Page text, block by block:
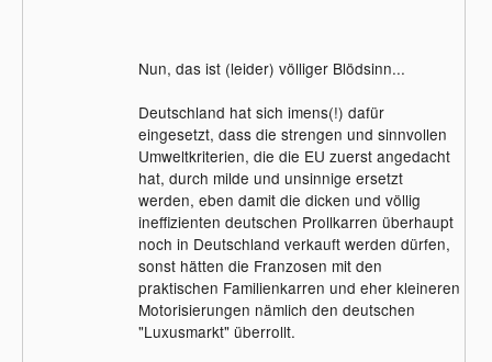
Nun, das ist (leider) völliger Blödsinn...
Deutschland hat sich imens(!) dafür
eingesetzt, dass die strengen und sinnvollen
Umweltkriterien, die die EU zuerst angedacht
hat, durch milde und unsinnige ersetzt
werden, eben damit die dicken und völlig
ineffizienten deutschen Prollkarren überhaupt
noch in Deutschland verkauft werden dürfen,
sonst hätten die Franzosen mit den
praktischen Familienkarren und eher kleineren
Motorisierungen nämlich den deutschen
"Luxusmarkt" überrollt.